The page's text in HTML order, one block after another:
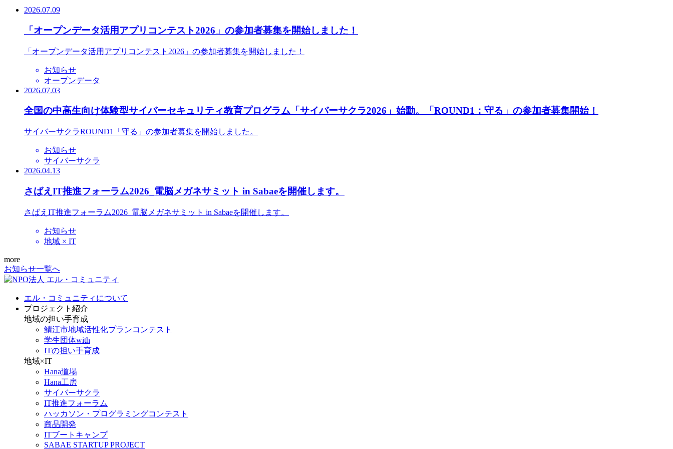
2026.07.09
「オープンデータ活用アプリコンテスト2026」の参加者募集を開始しました！
「オープンデータ活用アプリコンテスト2026」の参加者募集を開始しました！
お知らせ
オープンデータ
2026.07.03
全国の中高生向け体験型サイバーセキュリティ教育プログラム「サイバーサクラ2026」始動。「ROUND1：守る」の参加者募集開始！
サイバーサクラROUND1「守る」の参加者募集を開始しました。
お知らせ
サイバーサクラ
2026.04.13
さばえIT推進フォーラム2026_電脳メガネサミット in Sabaeを開催します。
さばえIT推進フォーラム2026_電脳メガネサミット in Sabaeを開催します。
お知らせ
地域 × IT
more
お知らせ一覧へ
エル・コミュニティについて
プロジェクト紹介
地域の担い手育成
鯖江市地域活性化プランコンテスト
学生団体with
ITの担い手育成
地域×IT
Hana道場
Hana工房
サイバーサクラ
IT推進フォーラム
ハッカソン・プログラミングコンテスト
商品開発
ITブートキャンプ
SABAE STARTUP PROJECT